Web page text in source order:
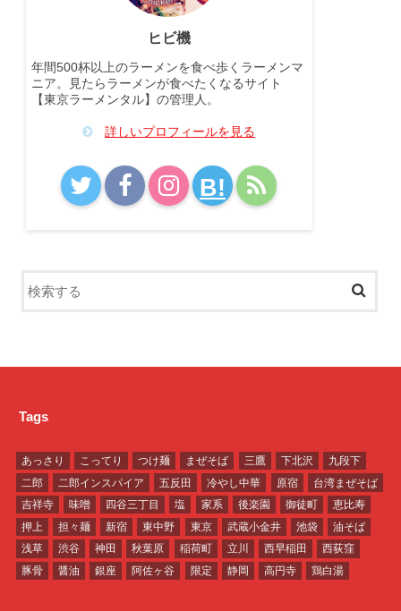
ヒビ機
年間500杯以上のラーメンを食べ歩くラーメンマ
ニア。見たらラーメンが食べたくなるサイト
【東京ラーメンタル】の管理人。
詳しいプロフィールを見る
B!
Tags
あっさり こってり つけ麺 まぜそば 三鷹 下北沢
九段下
二郎
二郎インスパイア 五反田 冷やし中華 原宿
台湾まぜそば
吉祥寺
味噌 四谷三丁目 塩 家系 後楽園 御徒町
恵比寿
押上
担々麺 新宿 東中野 東京 武蔵小金井 池袋
油そば
浅草
渋谷 神田 秋葉原 稲荷町 立川 西早稲田
西荻窪
豚骨
醤油 銀座 阿佐ヶ谷 限定 静岡 高円寺 鶏白湯